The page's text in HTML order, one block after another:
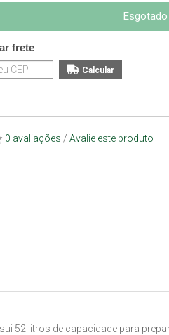
Esgotado
frete
0 avaliações / Avalie este produto
52 litros de capacidade para